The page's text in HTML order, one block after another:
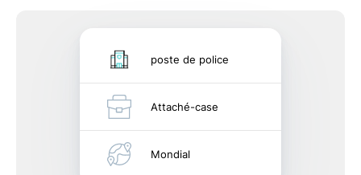
poste de police
Attaché-case
Mondial